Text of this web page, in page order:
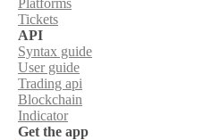
Platforms
Tickets
API
Syntax guide
User guide
Trading api
Blockchain
Indicator
Get the app